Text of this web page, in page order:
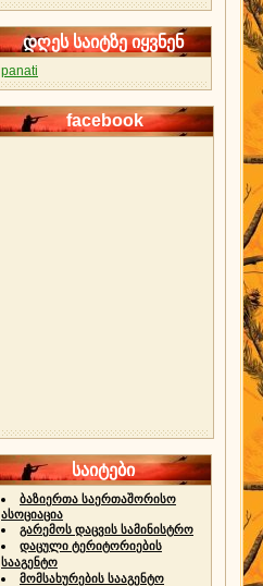
დღეს საიტზე იყვნენ
panati
facebook
საიტები
ბაზიერთა საერთაშორისო
ასოციაცია
გარემოს დაცვის სამინისტრო
დაცული ტერიტორიების
სააგენტო
მომსახურების სააგენტო